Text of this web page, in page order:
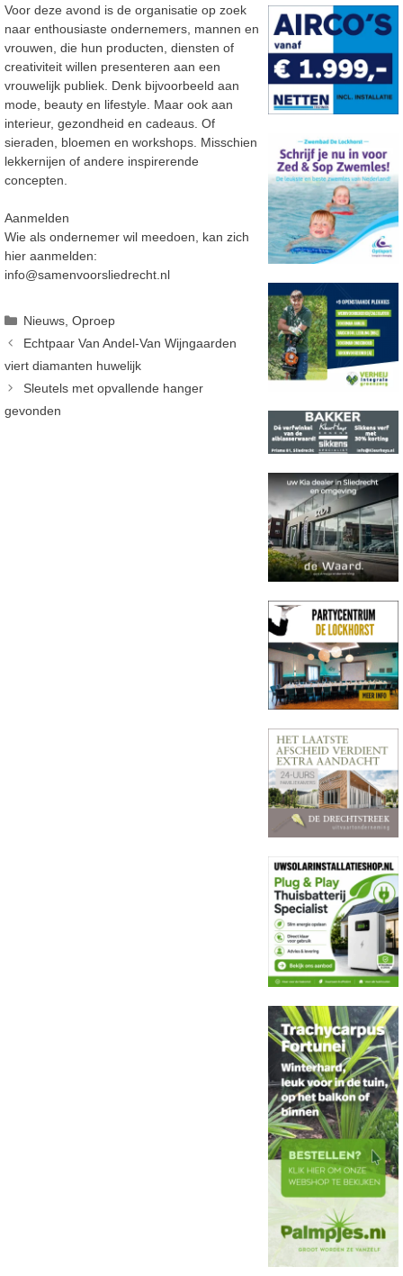
Voor deze avond is de organisatie op zoek
naar enthousiaste ondernemers, mannen en
vrouwen, die hun producten, diensten of
creativiteit willen presenteren aan een
vrouwelijk publiek. Denk bijvoorbeeld aan
mode, beauty en lifestyle. Maar ook aan
interieur, gezondheid en cadeaus. Of
sieraden, bloemen en workshops. Misschien
lekkernijen of andere inspirerende
concepten.
Aanmelden
Wie als ondernemer wil meedoen, kan zich
hier aanmelden:
info@samenvoorsliedrecht.nl
Categorieën
Nieuws,Oproep
Echtpaar Van Andel-Van Wijngaarden
viert diamanten huwelijk
Sleutels met opvallende hanger
gevonden